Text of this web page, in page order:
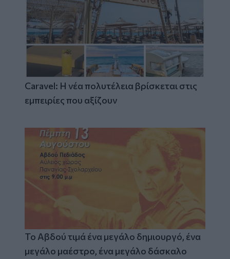
Caravel: Η νέα πολυτέλεια βρίσκεται στις
εμπειρίες που αξίζουν
Το Αβδού τιμά ένα μεγάλο δημιουργό, ένα
μεγάλο μαέστρο, ένα μεγάλο δάσκαλο